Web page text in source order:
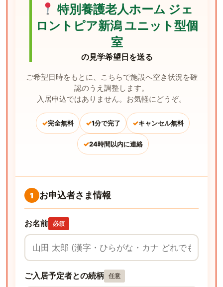
特別養護老人ホーム ジェ
ロントピア新潟 ユニット型個
室
の見学希望日を送る
ご希望日時をもとに、こちらで施設へ空き状況を確
認のうえ調整します。
入居申込ではありません。お気軽にどうぞ。
✓完全無料 ✓1分で完了 ✓キャンセル無料
✓24時間以内に連絡
1 お申込者さま情報
お名前 必須
ご入居予定者との続柄 任意